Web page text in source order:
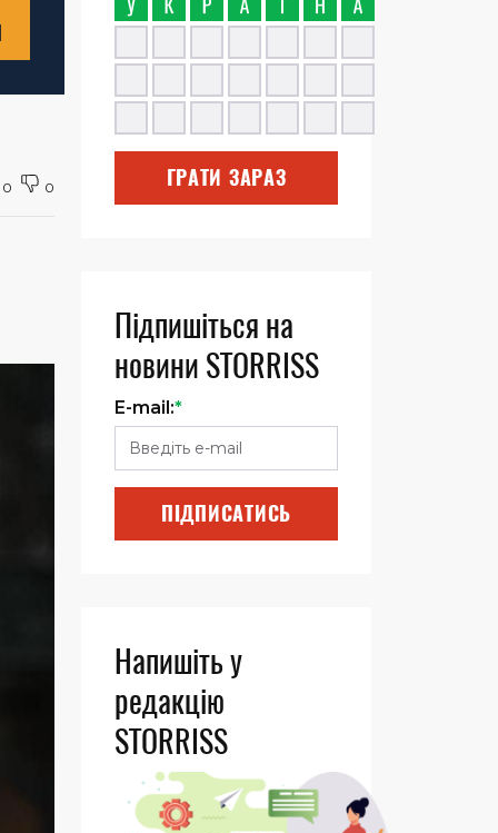
0 0 ГРАТИ ЗАРАЗ
Підпишіться на
новини STORRISS
E-mail:*
ПІДПИСАТИСЬ
Напишіть у
редакцію
STORRISS